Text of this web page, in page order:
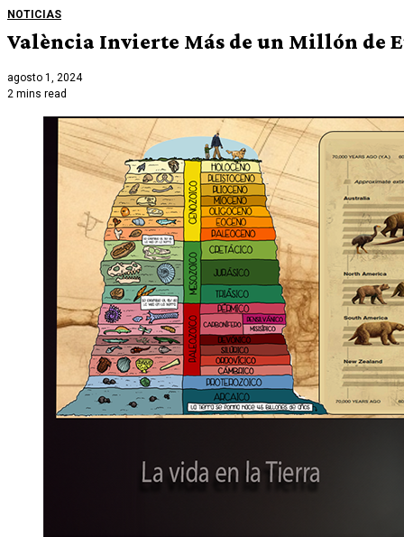
NOTICIAS
València Invierte Más de un Millón de
agosto 1, 2024
2 mins read